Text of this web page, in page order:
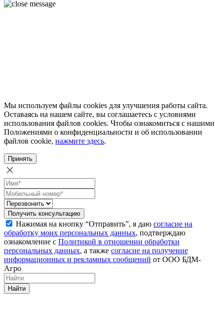
Мы используем файлы cookies для улучшения работы сайта.
Оставаясь на нашем сайте, вы соглашаетесь с условиями
использования файлов cookies. Чтобы ознакомиться с нашими
Положениями о конфиденциальности и об использовании
файлов cookie, нажмите здесь.
Принять
Получить консультацию
Нажимая на кнопку “Отправить”, я даю согласие на
обработку моих персональных данных, подтверждаю
ознакомление с Политикой в отношении обработки
персональных данных, а также согласие на получение
информационных и рекламных сообщений от ООО БДМ-
Агро
Найти